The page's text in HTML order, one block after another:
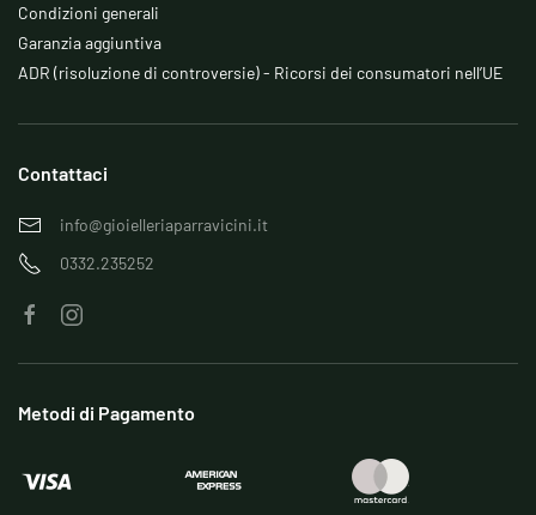
Condizioni generali
Garanzia aggiuntiva
ADR (risoluzione di controversie) - Ricorsi dei consumatori nell’UE
Contattaci
info@gioielleriaparravicini.it
0332.235252
Metodi di Pagamento